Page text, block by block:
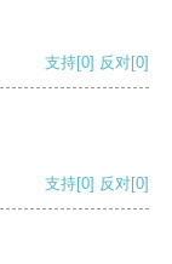
支持[0] 反对[0]
支持[0] 反对[0]